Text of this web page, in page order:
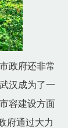
政府还非常
汉成为了一
容建设方面
府通过大力